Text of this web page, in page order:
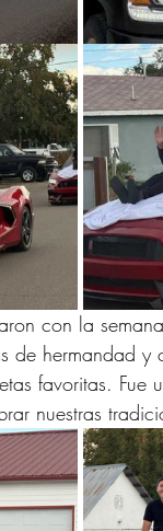
con la
de hermandad y
favoritas.
nuestras